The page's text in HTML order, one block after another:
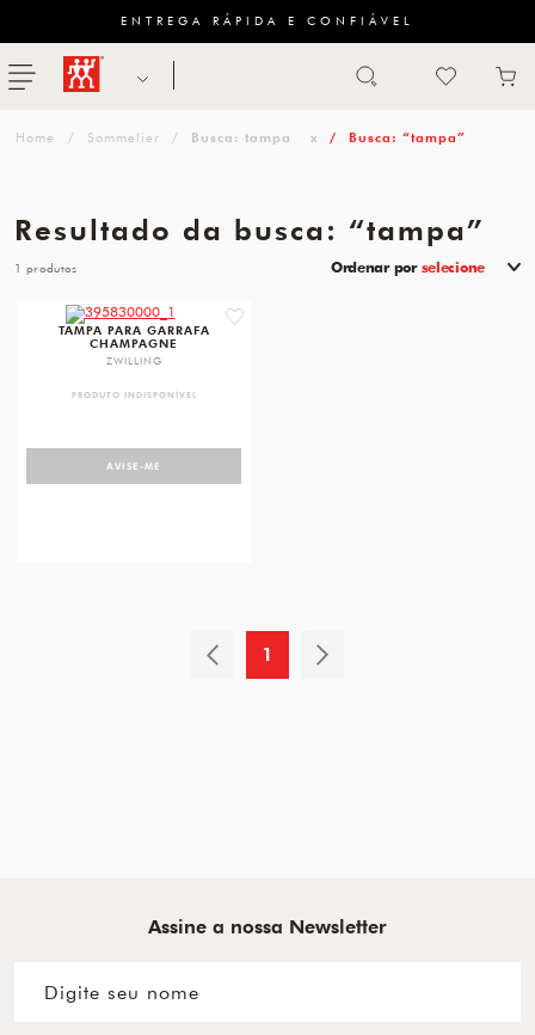
ENTREGA RÁPIDA E CONFIÁVEL
menu ZWILLING
Sommelier Busca: tampa x Busca: “tampa”
Resultado da busca: “tampa”
Ordenar por selecione
1
favorite
TAMPA PARA GARRAFA
CHAMPAGNE
ZWILLING
PRODUTO INDISPONÍVEL
AVISE-ME
1
Assine a nossa Newsletter